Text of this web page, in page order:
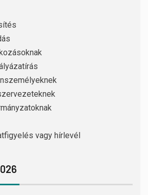
vagy hírlevél